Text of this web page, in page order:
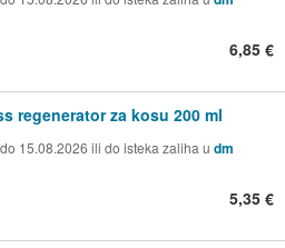
6,85 €
regenerator za kosu 200 ml
15.08.2026 ili do isteka zaliha u dm
5,35 €